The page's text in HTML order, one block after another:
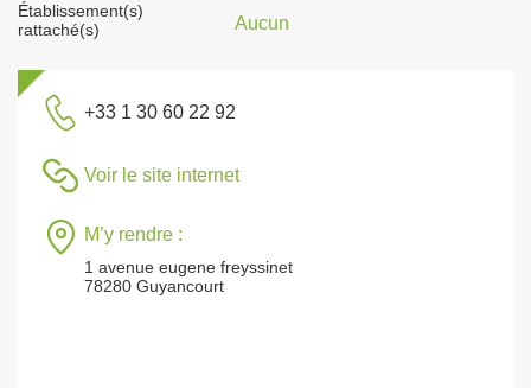
Établissement(s)
rattaché(s)
Aucun
+33 1 30 60 22 92
Voir le site internet
M’y rendre :
1 avenue eugene freyssinet
78280 Guyancourt